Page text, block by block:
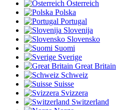
Österreich
Polska
Portugal
Slovenija
Slovensko
Suomi
Sverige
Great Britain
Schweiz
Suisse
Svizzera
Switzerland